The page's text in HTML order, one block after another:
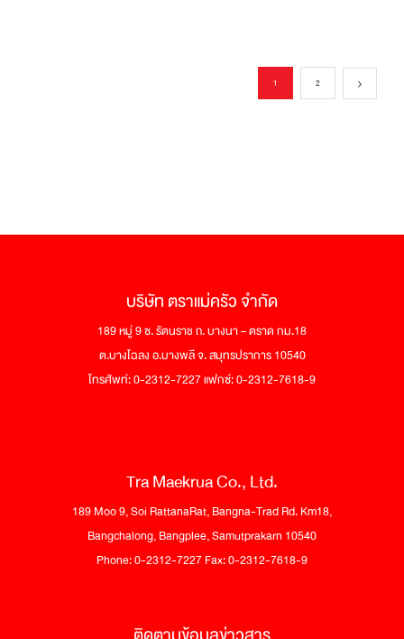
1 2
บริษัท ตราแม่ครัว จำกัด
189 หมู่ 9 ซ. รัตนราช ถ. บางนา – ตราด กม.18
ต.บางโฉลง อ.บางพลี จ. สมุทรปราการ 10540
โทรศัพท์: 0-2312-7227 แฟกซ์: 0-2312-7618-9
Tra Maekrua Co., Ltd.
189 Moo 9, Soi RattanaRat, Bangna-Trad Rd. Km18,
Bangchalong, Bangplee, Samutprakarn 10540
Phone: 0-2312-7227 Fax: 0-2312-7618-9